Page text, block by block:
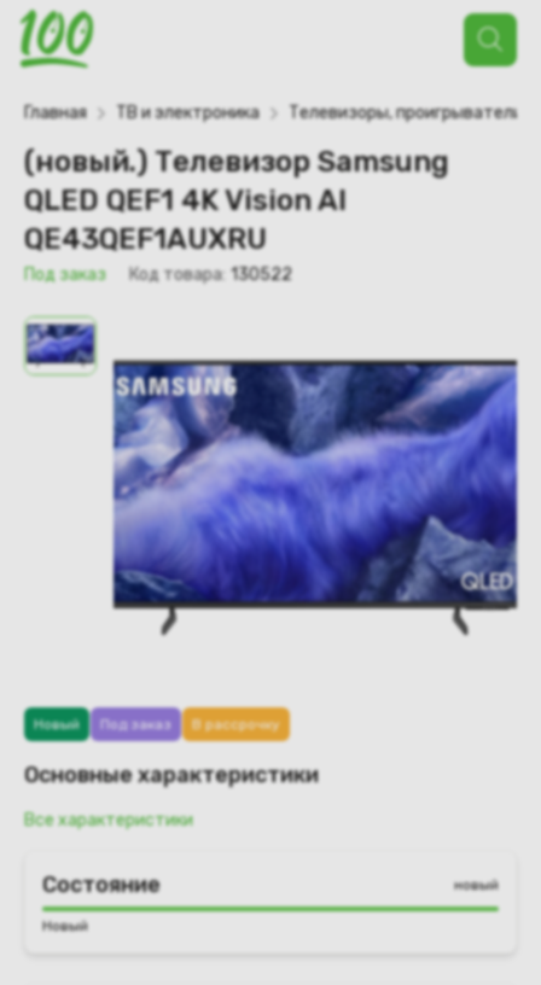
Поиск
товаров
Главная ТВ и электроника Телевизоры, проигрыватели
(новый.) Телевизор Samsung
QLED QEF1 4K Vision AI
QE43QEF1AUXRU
Под заказ Код товара: 130522
Новый Под заказ В рассрочку
Основные характеристики
Все характеристики
Состояние новый
Новый